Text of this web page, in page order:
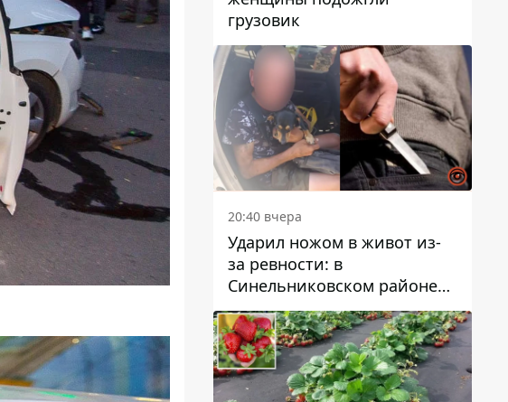
грузовик
20:40 вчера
Ударил ножом в живот из-
за ревности: в
Синельниковском районе
задержали 49-летнего
мужчину за убийство